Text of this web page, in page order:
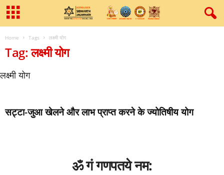
Home Tags लक्ष्‍मी योग
Tag: लक्ष्‍मी योग
लक्ष्‍मी योग
सट्टा-जुआ खेलने और लाभ प्राप्‍त करने के ज्‍योतिषीय योग
ॐ गं गणपतये नम: